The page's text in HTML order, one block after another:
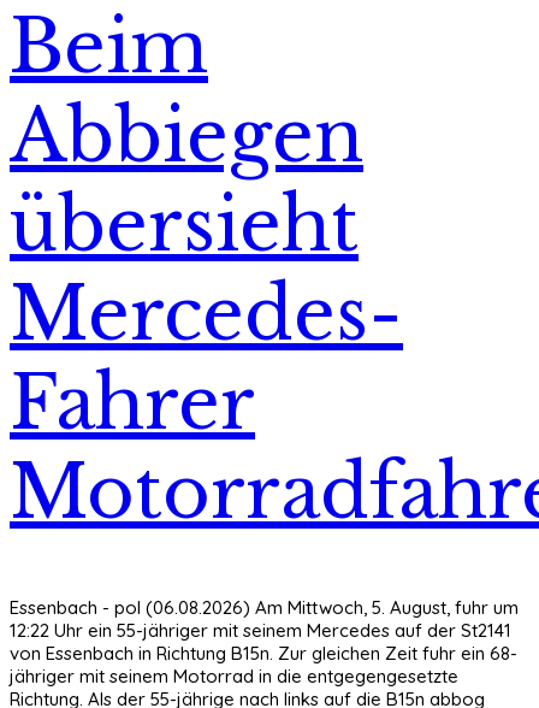
Beim
Abbiegen
übersieht
Mercedes-
Fahrer
Essenbach - pol (06.08.2026) Am Mittwoch, 5. August, fuhr um
12:22 Uhr ein 55-jähriger mit seinem Mercedes auf der St2141
von Essenbach in Richtung B15n. Zur gleichen Zeit fuhr ein 68-
jähriger mit seinem Motorrad in die entgegengesetzte
Richtung. Als der 55-jährige nach links auf die B15n abbog